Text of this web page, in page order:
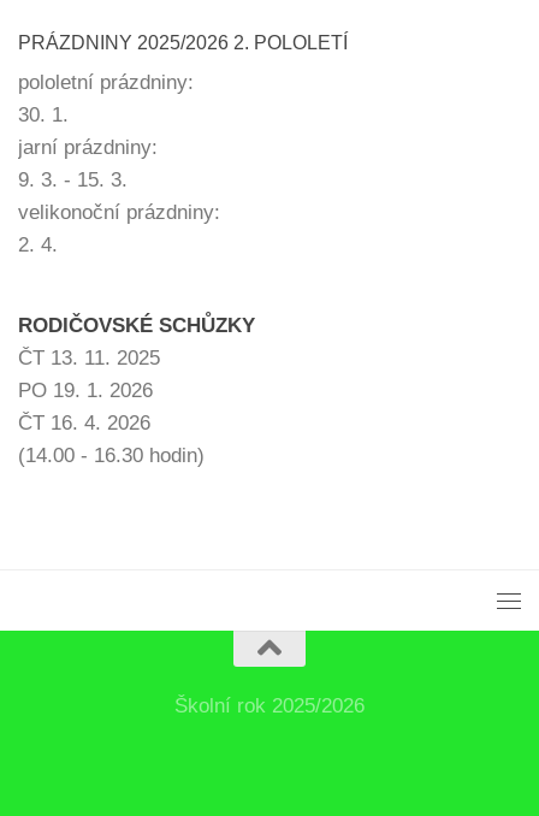
PRÁZDNINY 2025/2026 2. POLOLETÍ
pololetní prázdniny:
30. 1.
jarní prázdniny:
9. 3. - 15. 3.
velikonoční prázdniny:
2. 4.
RODIČOVSKÉ SCHŮZKY
ČT 13. 11. 2025
PO 19. 1. 2026
ČT 16. 4. 2026
(14.00 - 16.30 hodin)
Školní rok 2025/2026